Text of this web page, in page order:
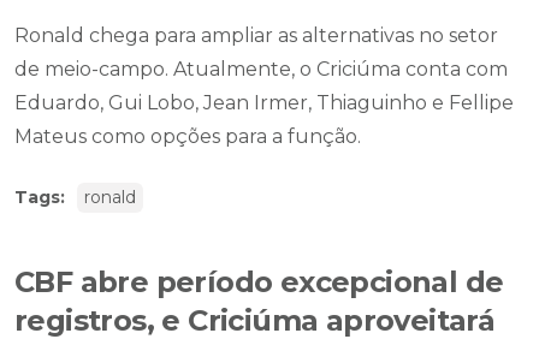
Ronald chega para ampliar as alternativas no setor
de meio-campo. Atualmente, o Criciúma conta com
Eduardo, Gui Lobo, Jean Irmer, Thiaguinho e Fellipe
Mateus como opções para a função.
Tags: ronald
CBF abre período excepcional de
registros, e Criciúma aproveitará